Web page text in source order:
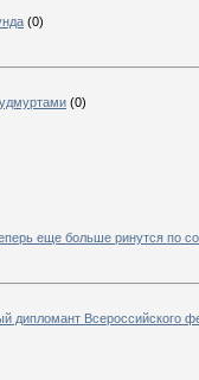
(0)
(0)
еще больше ринутся по
дипломант Всероссийского